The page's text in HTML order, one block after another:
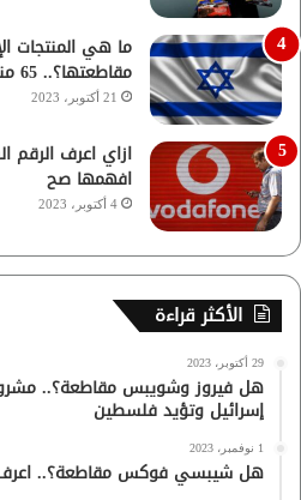
ما هي المنتجات
مقاطعتها؟.. 65 منتج تقدر تستغنى عنهم
21 أكتوبر، 2023
ازاي اعرف الرقم
افهمها صح
4 أكتوبر، 2023
الأكثر قراءة
29 أكتوبر، 2023
هل فيروز وشويبس مقاطعة؟..
إسرائيل وتؤيد فلسطين
1 نوفمبر، 2023
هل شيبسي فوكس مقاطعة؟.. اعرف